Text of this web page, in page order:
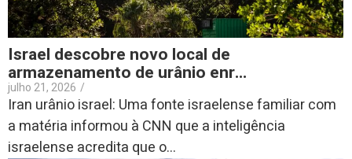
Israel descobre novo local de
armazenamento de urânio enr…
julho 21, 2026 /
Iran urânio israel: Uma fonte israelense familiar com
a matéria informou à CNN que a inteligência
israelense acredita que o...